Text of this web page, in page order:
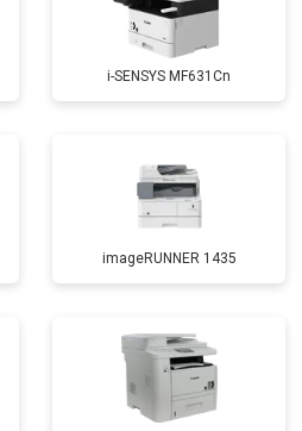
i-SENSYS MF631Cn
imageRUNNER 1435